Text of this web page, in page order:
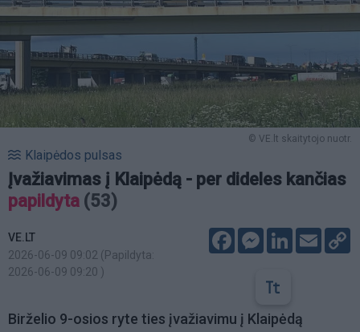
© VE.lt skaitytojo nuotr.
Klaipėdos pulsas
Įvažiavimas į Klaipėdą - per dideles kančias
papildyta (53)
VE.LT
2026-06-09 09:02 (Papildyta:
2026-06-09 09:20 )
FacebookMessenger
LinkedIn
Email
Birželio 9-osios ryte ties įvažiavimu į Klaipėdą